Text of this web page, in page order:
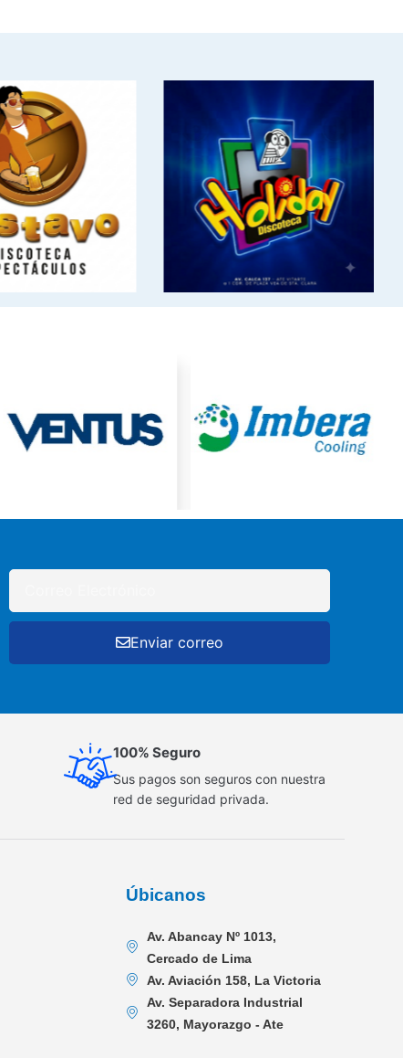
Enviar correo
100% Seguro
Sus pagos son seguros con nuestra
red de seguridad privada.
Úbicanos
Av. Abancay Nº 1013,
Cercado de Lima
Av. Aviación 158, La Victoria
Av. Separadora Industrial
3260, Mayorazgo - Ate